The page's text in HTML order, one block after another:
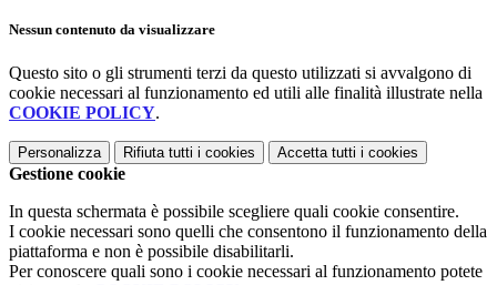
Nessun contenuto da visualizzare
Questo sito o gli strumenti terzi da questo utilizzati si avvalgono di
cookie necessari al funzionamento ed utili alle finalità illustrate nella
COOKIE POLICY.
Personalizza Rifiuta tutti i cookies Accetta tutti i cookies
Gestione cookie
In questa schermata è possibile scegliere quali cookie consentire.
I cookie necessari sono quelli che consentono il funzionamento della
piattaforma e non è possibile disabilitarli.
Per conoscere quali sono i cookie necessari al funzionamento potete